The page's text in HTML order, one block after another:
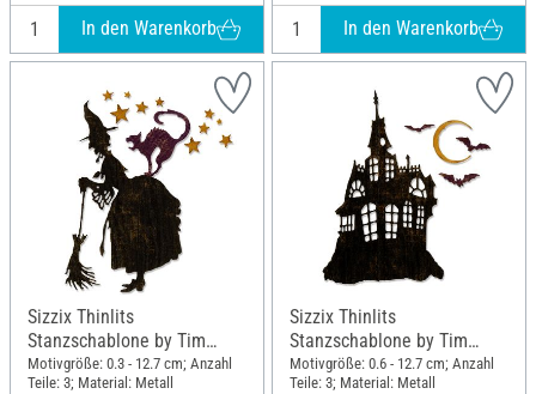
In den Warenkorb In den Warenkorb
Sizzix Thinlits
Stanzschablone by Tim
Holtz, Witchcraft
Motivgröße: 0.3 - 12.7 cm; Anzahl
Teile: 3; Material: Metall
Sizzix Thinlits
Stanzschablone by Tim
Holtz, Haunted House
Motivgröße: 0.6 - 12.7 cm; Anzahl
Teile: 3; Material: Metall